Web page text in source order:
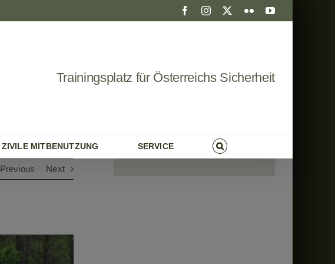
FacebookInstagram FlickrYouTube
Trainingsplatz für Österreichs Sicherheit
ZIVILE MITBENUTZUNG SERVICE
Previous Next